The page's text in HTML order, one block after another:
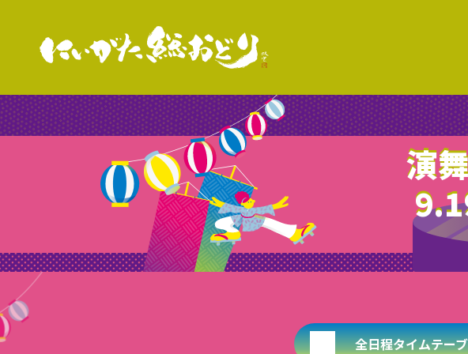
演
全日程タイムテー